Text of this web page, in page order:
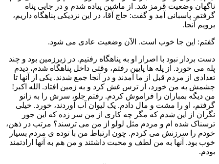
ناگهان وضعیت قرمز شد. از ماشین پیاده شدم و در جایی پناه
گرفتم. پاسبانی آمد و گفت: حاج آقا، در این نزدیکی پناهگاه داریم،
برویم آنجا.
گفتم: این جا خوب است. الآن وضعیت عادی می شود.
دست بردار نبود با اصرار او به پناهگاه رفتیم. در زیرزمین بود و چند
پله می خورد. از پله ها پایین رفتم، وقتی داخل پناهگاه شدم، دیدم
تعدادی از مردم قبل از ما آمدند و در آنجا جمع شدند. یکی از آنها تا
چشمش به من خورد، از ترس غش کرد و به زمین افتاد. الله اکبر!
من دیگه بمباران را فراموش کردم. رفتم جلو، سرش را به زانو
گرفتم، او را مشت و مال دادم. یک لیوان آب آوردند، خورد. خیلی
نگران از این شدم که مگر چه کاری از من سر زده که این جور
ترسناک شده ام و مردم مثل لولو از من می ترسند؟ مرتب در ذهن،
خودم را سرزنش می کردم. چون ارتباط من با توده ی مردم بسیار
خوب بود. آنها به من لطف و محبت داشتند و من هم به آنها ارادتمند
بودم.